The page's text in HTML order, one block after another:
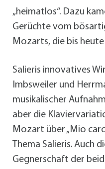
„heimatlos“. Dazu
Gerüchte vom
Mozarts, die bis
Salieris innovatives
Imbsweiler und
musikalischer
aber die
Mozart über „Mio
Thema Salieris. Auch
Gegnerschaft der